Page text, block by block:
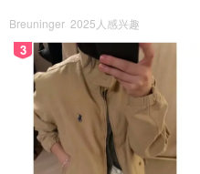
Breuninger 2025人感兴趣
3